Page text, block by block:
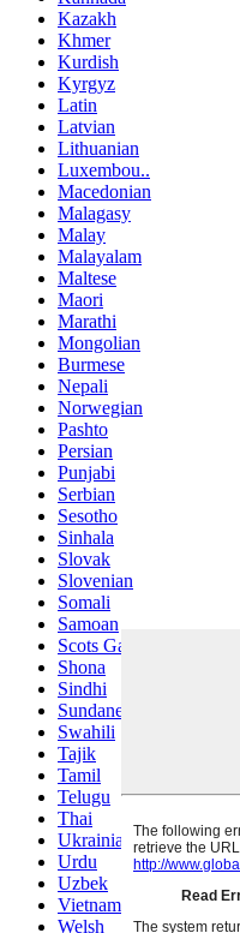
Kazakh
Khmer
Kurdish
Kyrgyz
Latin
Latvian
Lithuanian
Luxembou..
Macedonian
Malagasy
Malay
Malayalam
Maltese
Maori
Marathi
Mongolian
Burmese
Nepali
Norwegian
Pashto
Persian
Punjabi
Serbian
Sesotho
Sinhala
Slovak
Slovenian
Somali
Samoan
Scots Gaelic
Shona
Sindhi
Sundanese
Swahili
Tajik
Tamil
Telugu
Thai
Ukrainian
Urdu
Uzbek
Vietnamese
Welsh